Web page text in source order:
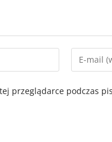
przeglądarce podczas